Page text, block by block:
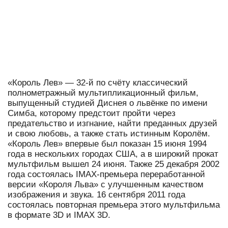
«Король Лев» — 32-й по счёту классический
полнометражный мультипликационный фильм,
выпущенный студией Диснея о львёнке по имени
Симба, которому предстоит пройти через
предательство и изгнание, найти преданных друзей
и свою любовь, а также стать истинным Королём.
«Король Лев» впервые был показан 15 июня 1994
года в нескольких городах США, а в широкий прокат
мультфильм вышел 24 июня. Также 25 декабря 2002
года состоялась IMAX-премьера переработанной
версии «Короля Льва» с улучшенным качеством
изображения и звука. 16 сентября 2011 года
состоялась повторная премьера этого мультфильма
в формате 3D и IMAX 3D.